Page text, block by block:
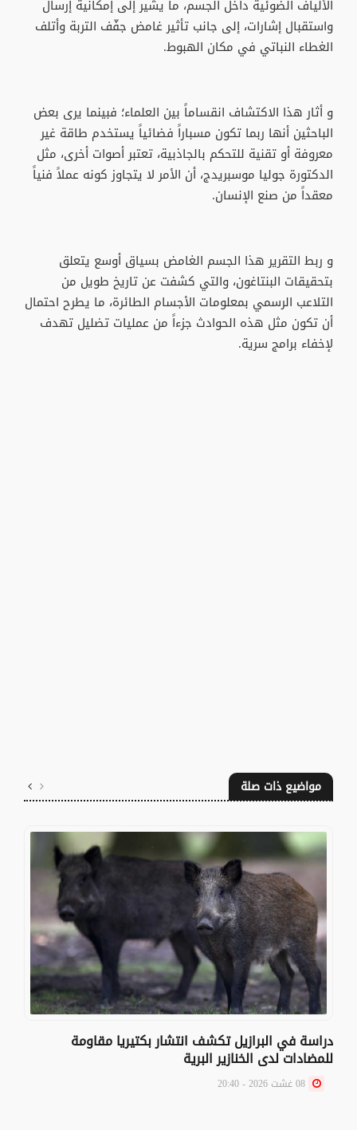
الألياف الضوئية داخل الجسم، ما يشير إلى إمكانية إرسال
واستقبال إشارات، إلى جانب تأثير غامض جفّف التربة وأتلف
الغطاء النباتي في مكان الهبوط.
و أثار هذا الاكتشاف انقساماً بين العلماء؛ فبينما يرى بعض
الباحثين أنها ربما تكون مسباراً فضائياً يستخدم طاقة غير
معروفة أو تقنية للتحكم بالجاذبية، تعتبر أصوات أخرى، مثل
الدكتورة جوليا موسبريدج، أن الأمر لا يتجاوز كونه عملاً فنياً
معقداً من صنع الإنسان.
و ربط التقرير هذا الجسم الغامض بسياق أوسع يتعلق
بتحقيقات البنتاغون، والتي كشفت عن تاريخ طويل من
التلاعب الرسمي بمعلومات الأجسام الطائرة، ما يطرح احتمال
أن تكون مثل هذه الحوادث جزءاً من عمليات تضليل تهدف
لإخفاء برامج سرية.
مواضيع ذات صلة
دراسة في البرازيل تكشف انتشار بكتيريا مقاومة
للمضادات لدى الخنازير البرية